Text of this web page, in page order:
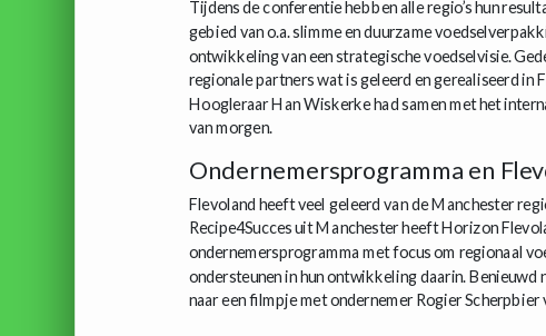
Tijdens de conferentie hebben alle regio’s hun
gebied van o.a. slimme en duurzame
ontwikkeling van een strategische voedselvisie.
regionale partners wat is geleerd en gerealiseerd
Hoogleraar Han Wiskerke had samen met het
van morgen.
Ondernemersprogramma en
Flevoland heeft veel geleerd van de Manchester
Recipe4Succes uit Manchester heeft Horizon
ondernemersprogramma met focus om regionaal
ondersteunen in hun ontwikkeling daarin.
naar een filmpje met ondernemer Rogier Scherpbier